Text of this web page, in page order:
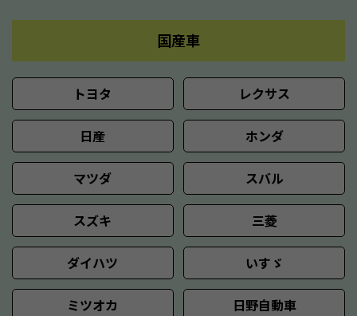
国産車
トヨタ レクサス
日産 ホンダ
マツダ スバル
スズキ 三菱
ダイハツ いすゞ
ミツオカ 日野自動車